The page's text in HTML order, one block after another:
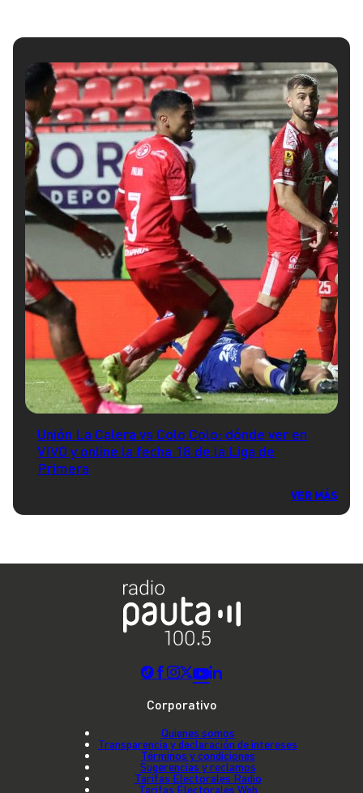
Unión La Calera vs Colo Colo: dónde ver en
VIVO y online la fecha 18 de la Liga de
Primera
VER MÁS
Corporativo
Quienes somos
Transparencia y declaración de intereses
Términos y condiciones
Sugerencias y reclamos
Tarifas Electorales Radio
Tarifas Electorales Web